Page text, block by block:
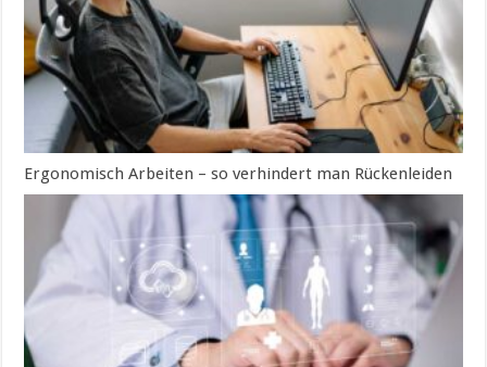
Ergonomisch Arbeiten – so verhindert man Rückenleiden